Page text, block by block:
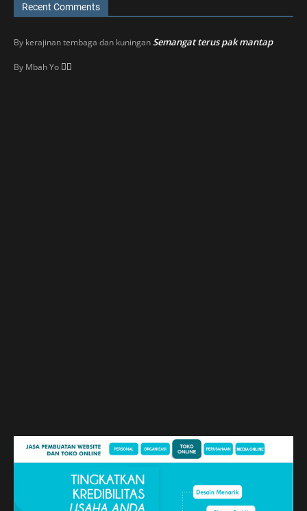
Recent Comments
By kerajinan tembaga dan kuninganSemangat terus pak mantap
By Mbah Yo 👍🏼